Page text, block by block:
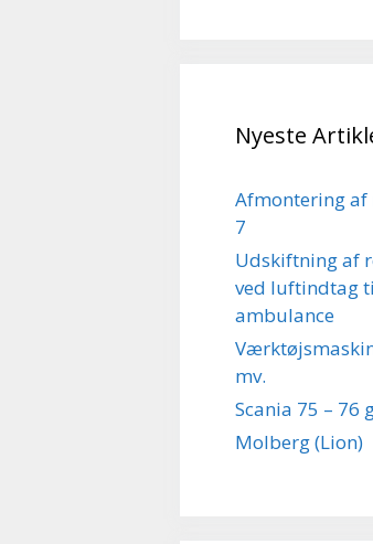
Nyeste
Afmontering af
7
Udskiftning af
ved luftindtag
ambulance
mv.
Scania 75 – 76
Molberg (Lion)